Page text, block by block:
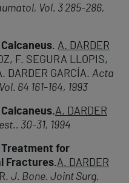
Vol. 3 285-286,
. A. DARDER
F. SEGURA LLOPIS,
DARDER GARCÍA. Acta
64 161-164, 1993
A. DARDER
30-31, 1994
Treatment for
Fractures.A. DARDER
J. Bone. Joint Surg.